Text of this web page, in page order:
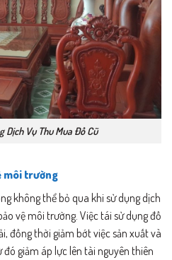
Dịch Vụ Thu Mua Đồ Cũ
môi trường
không thể bỏ qua khi sử dụng dịch
vệ môi trường. Việc tái sử dụng đồ
đồng thời giảm bớt việc sản xuất và
giảm áp lực lên tài nguyên thiên